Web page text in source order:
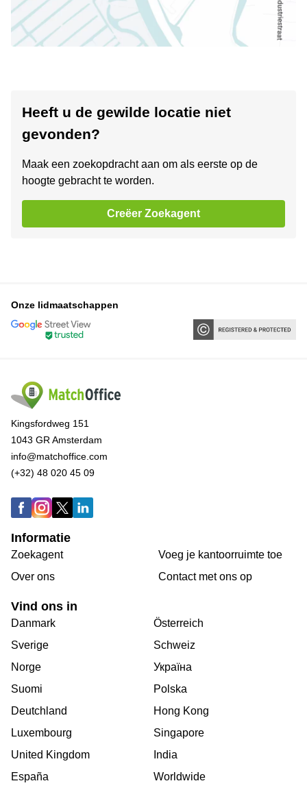
Heeft u de gewilde locatie niet
gevonden?
Maak een zoekopdracht aan om als eerste op de
hoogte gebracht te worden.
Creëer Zoekagent
Onze lidmaatschappen
Kingsfordweg 151
1043 GR Amsterdam
info@matchoffice.com
(+32) 48 020 45 09
Informatie
Zoekagent
Over ons
Voeg je kantoorruimte toe
Сontact met ons op
Vind ons in
Danmark
Sverige
Norge
Suomi
Deutchland
Luxembourg
United Kingdom
España
Österreich
Schweiz
Україна
Polska
Hong Kong
Singapore
India
Worldwide